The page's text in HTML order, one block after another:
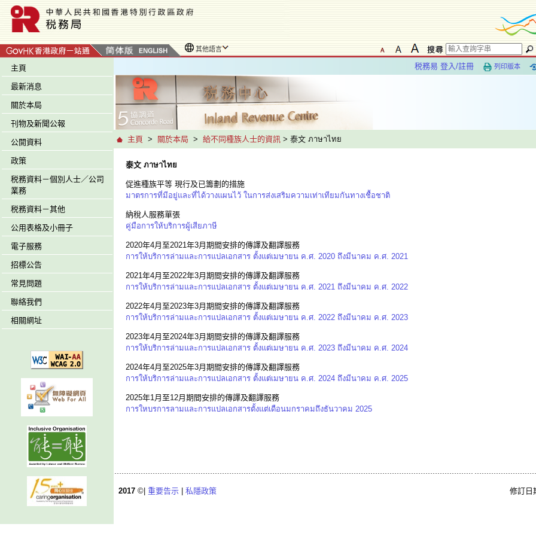
其他語言
主頁
最新消息
關於本局
刊物及新聞公報
公開資料
政策
税務資料－個別人士／公司
業務
税務資料－其他
公用表格及小冊子
電子服務
招標公告
常見問題
聯絡我們
相關網址
列印版本
税務易 登入/註冊
主頁 > 關於本局 > 給不同種族人士的資訊 > 泰文 ภาษาไทย
泰文 ภาษาไทย
促進種族平等 現行及已籌劃的措施
มาตรการที่มีอยู่และที่ได้วางแผนไว้ ในการส่งเสริมความเท่าเทียมกันทางเชื้อชาติ
納稅人服務單張
คู่มือการให้บริการผู้เสียภาษี
2020年4月至2021年3月期間安排的傳譯及翻譯服務
การให้บริการล่ามและการแปลเอกสาร ตั้งแต่เมษายน ค.ศ. 2020 ถึงมีนาคม ค.ศ. 2021
2021年4月至2022年3月期間安排的傳譯及翻譯服務
การให้บริการล่ามและการแปลเอกสาร ตั้งแต่เมษายน ค.ศ. 2021 ถึงมีนาคม ค.ศ. 2022
2022年4月至2023年3月期間安排的傳譯及翻譯服務
การให้บริการล่ามและการแปลเอกสาร ตั้งแต่เมษายน ค.ศ. 2022 ถึงมีนาคม ค.ศ. 2023
2023年4月至2024年3月期間安排的傳譯及翻譯服務
การให้บริการล่ามและการแปลเอกสาร ตั้งแต่เมษายน ค.ศ. 2023 ถึงมีนาคม ค.ศ. 2024
2024年4月至2025年3月期間安排的傳譯及翻譯服務
การให้บริการล่ามและการแปลเอกสาร ตั้งแต่เมษายน ค.ศ. 2024 ถึงมีนาคม ค.ศ. 2025
2025年1月至12月期間安排的傳譯及翻譯服務
การใหบรการลามและการแปลเอกสารตั้งแต่เดือนมกราคมถึงธันวาคม 2025
2017 ©| 重要告示 私隱政策 修訂日